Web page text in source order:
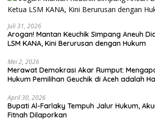
Juli 31, 2026
Arogan! Mantan Keuchik Simpang Aneuh
LSM KANA, Kini Berurusan dengan Hukum
Mei 2, 2026
Merawat Demokrasi Akar Rumput:
April 30, 2026
Bupati Al-Farlaky Tempuh Jalur Hukum,
Fitnah Dilaporkan